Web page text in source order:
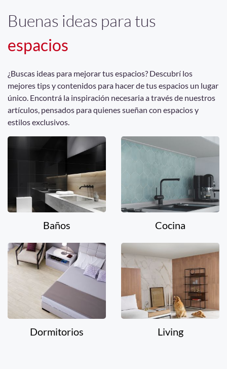
Buenas ideas para tus
espacios
¿Buscas ideas para mejorar tus espacios? Descubrí los
mejores tips y contenidos para hacer de tus espacios un lugar
único. Encontrá la inspiración necesaria a través de nuestros
artículos, pensados para quienes sueñan con espacios y
estilos exclusivos.
Baños Cocina
Dormitorios Living